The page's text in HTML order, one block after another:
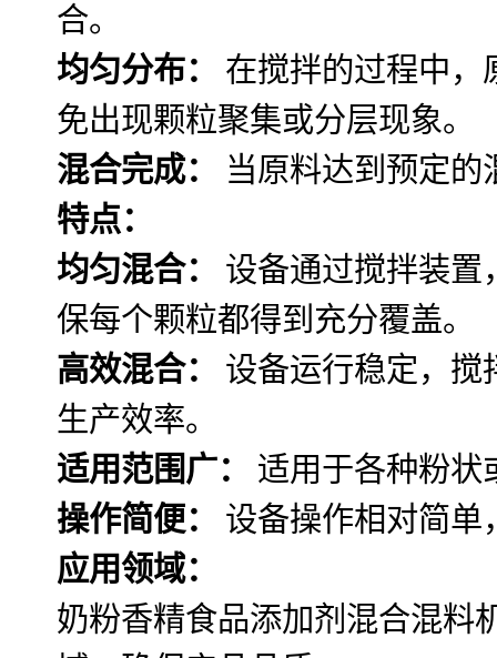
合。
均匀分布：
在搅拌的过程中，
免出现颗粒聚集或分层现象。
混合完成：
当原料达到预定
特点：
均匀混合：
设备通过搅拌装置
保每个颗粒都得到充分覆盖。
高效混合：
设备运行稳定，搅
生产效率。
适用范围广：
适用于各种粉状
操作简便：
设备操作相对简单
应用领域：
奶粉香精食品添加剂混合混料